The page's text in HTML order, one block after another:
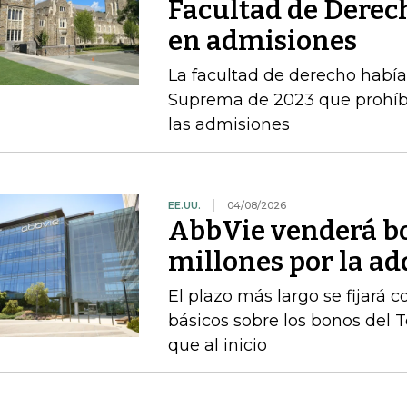
Facultad de
en admisiones
La facultad de derecho
Suprema de 2023 que
las admisiones
EE.UU. 04/08/2026
AbbVie venderá
millones por la
El plazo más largo se fijará
básicos sobre los bonos del
que al inicio